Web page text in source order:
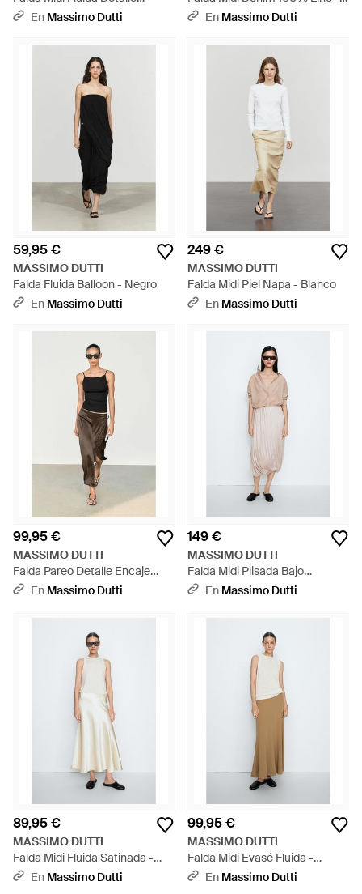
Paneles - Blanco
En Massimo Dutti
Blanco
En Massimo Dutti
59,95 €
MASSIMO DUTTI
Falda Fluida Balloon - Negro
En Massimo Dutti
249 €
MASSIMO DUTTI
Falda Midi Piel Napa - Blanco
En Massimo Dutti
99,95 €
MASSIMO DUTTI
Falda Pareo Detalle Encaje
100% Seda - Blanco
En Massimo Dutti
149 €
MASSIMO DUTTI
Falda Midi Plisada Bajo
Abullonado - Blanco
En Massimo Dutti
89,95 €
MASSIMO DUTTI
Falda Midi Fluida Satinada -
Blanco
En Massimo Dutti
99,95 €
MASSIMO DUTTI
Falda Midi Evasé Fluida -
Blanco
En Massimo Dutti